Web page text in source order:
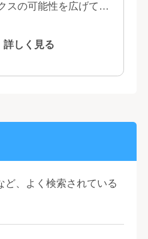
スの可能性を広げてい
） ・国際事業（40の
詳しく見る
ど、よく検索されている